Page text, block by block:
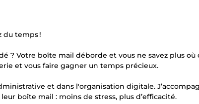
du temps !
? Votre boîte mail déborde et vous ne savez plus
et vous faire gagner un temps précieux.
et dans l'organisation digitale.
boîte mail : moins de stress, plus d’efficacité.